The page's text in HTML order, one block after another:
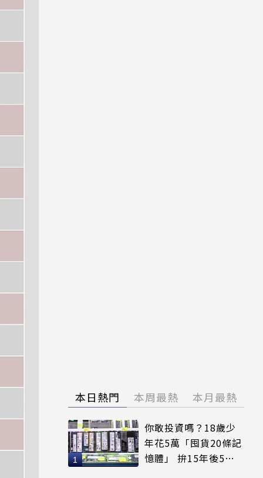
本日熱門 本周最熱 本月最熱
你敢投資嗎？18歲少
年花5萬「囤貨20條記
憶體」 拚15年後5倍